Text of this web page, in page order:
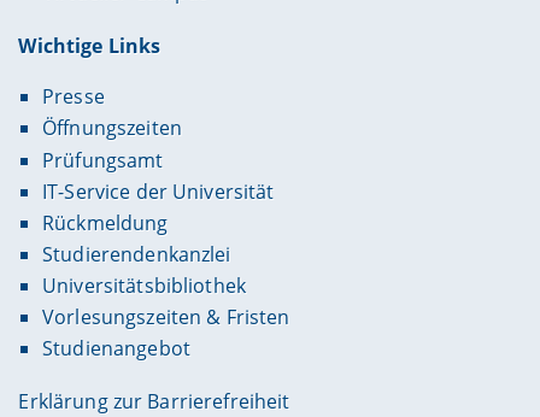
Wichtige Links
Presse
Öffnungszeiten
Prüfungsamt
IT-Service der Universität
Rückmeldung
Studierendenkanzlei
Universitätsbibliothek
Vorlesungszeiten & Fristen
Studienangebot
Erklärung zur Barrierefreiheit